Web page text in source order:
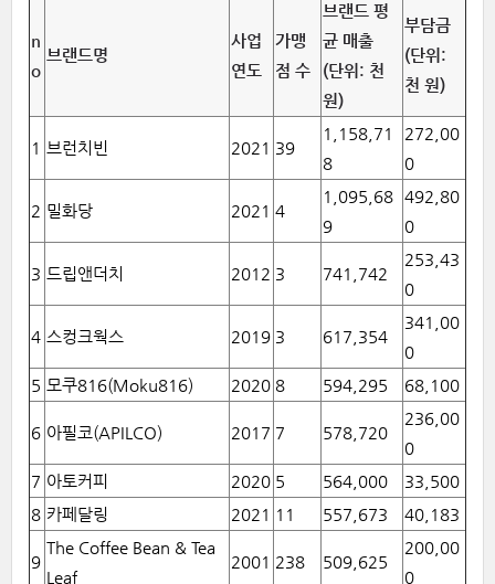
n
o
브랜드명
사업
연도
가맹
점 수
브랜드 평
균 매출
(단위: 천
원)
부담금
(단위:
천 원)
1 브런치빈 2021 39
1,158,71
8
272,00
0
2 밀화당 2021 4
1,095,68
9
492,80
0
3 드립앤더치 2012 3 741,742
253,43
0
4 스컹크웍스 2019 3 617,354
341,00
0
5 모쿠816(Moku816) 2020 8 594,295 68,100
6 아필코(APILCO) 2017 7 578,720
236,00
0
7 아토커피 2020 5 564,000
33,500
8 카페달링 2021 11 557,673 40,183
9
The Coffee Bean & Tea
Leaf
2001 238 509,625
200,00
0